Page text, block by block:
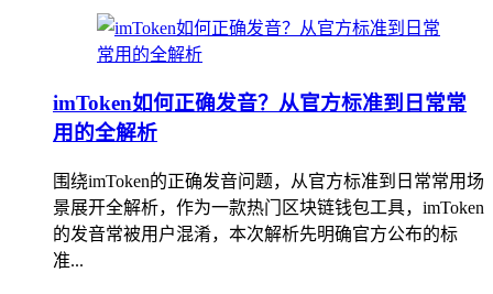
imToken如何正确发音？从官方标准到日常常
用的全解析
围绕imToken的正确发音问题，从官方标准到日常常用场
景展开全解析，作为一款热门区块链钱包工具，imToken
的发音常被用户混淆，本次解析先明确官方公布的标
准...